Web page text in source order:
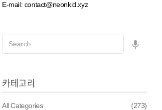
E-mail: contact@neonkid.xyz
카테고리
All Categories (273)